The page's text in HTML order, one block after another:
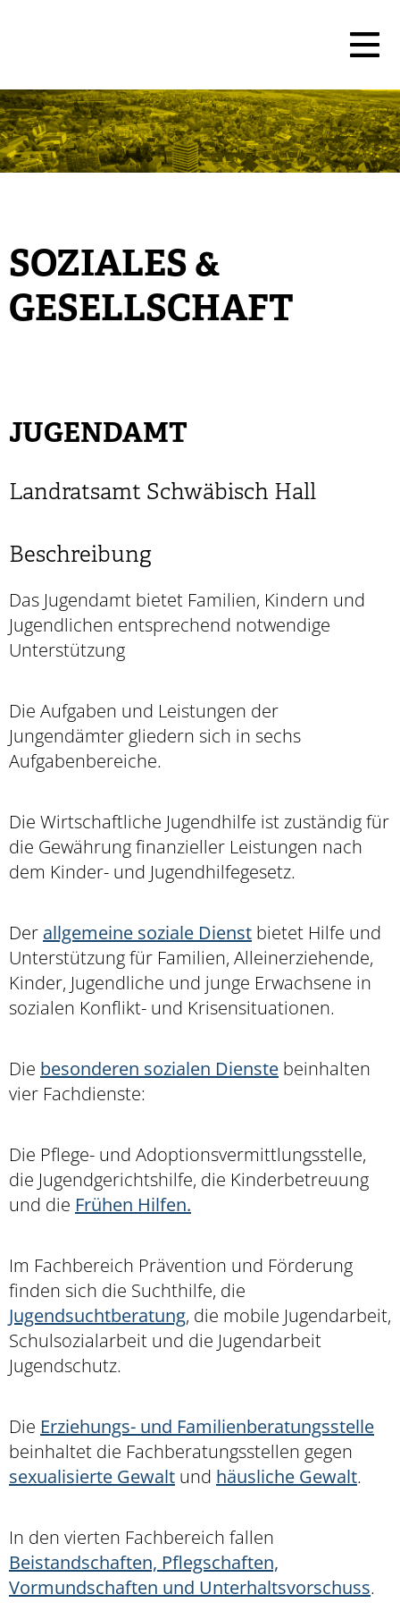
SOZIALES &
GESELLSCHAFT
JUGENDAMT
Landratsamt Schwäbisch Hall
Beschreibung
Das Jugendamt bietet Familien, Kindern und
Jugendlichen entsprechend notwendige
Unterstützung
Die Aufgaben und Leistungen der
Jungendämter gliedern sich in sechs
Aufgabenbereiche.
Die Wirtschaftliche Jugendhilfe ist zuständig für
die Gewährung finanzieller Leistungen nach
dem Kinder- und Jugendhilfegesetz.
Der allgemeine soziale Dienst bietet Hilfe und
Unterstützung für Familien, Alleinerziehende,
Kinder, Jugendliche und junge Erwachsene in
sozialen Konflikt- und Krisensituationen.
Die besonderen sozialen Dienste beinhalten
vier Fachdienste:
Die Pflege- und Adoptionsvermittlungsstelle,
die Jugendgerichtshilfe, die Kinderbetreuung
und die Frühen Hilfen.
Im Fachbereich Prävention und Förderung
finden sich die Suchthilfe, die
Jugendsuchtberatung, die mobile Jugendarbeit,
Schulsozialarbeit und die Jugendarbeit
Jugendschutz.
Die Erziehungs- und Familienberatungsstelle
beinhaltet die Fachberatungsstellen gegen
sexualisierte Gewalt und häusliche Gewalt.
In den vierten Fachbereich fallen
Beistandschaften, Pflegschaften,
Vormundschaften und Unterhaltsvorschuss.